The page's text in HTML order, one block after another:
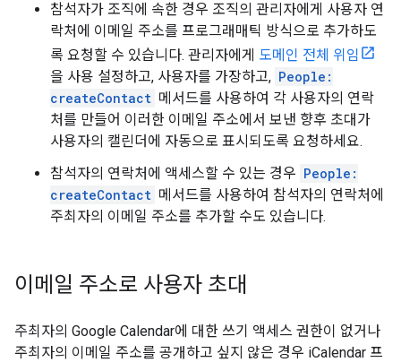
참석자가 조직에 속한 경우 조직의 관리자에게 사용자 연
락처에 이메일 주소를 프로그래매틱 방식으로 추가하도
록 요청할 수 있습니다. 관리자에게 도메인 전체 위임
을 사용 설정하고, 사용자를 가장하고, People:
createContact 메서드를 사용하여 각 사용자의 연락
처를 만들어 이러한 이메일 주소에서 보낸 향후 초대가
사용자의 캘린더에 자동으로 표시되도록 요청하세요.
참석자의 연락처에 액세스할 수 있는 경우 People:
createContact 메서드를 사용하여 참석자의 연락처에
주최자의 이메일 주소를 추가할 수도 있습니다.
이메일 주소로 사용자 초대
주최자의 Google Calendar에 대한 쓰기 액세스 권한이 없거나
주최자의 이메일 주소를 공개하고 싶지 않은 경우 iCalendar 프